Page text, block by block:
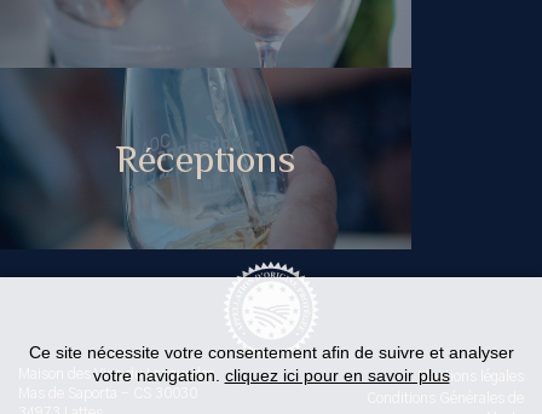
Réceptions
Maison des Vins du Languedoc
Mentions légales
Ce site nécessite votre consentement afin de suivre et analyser
votre navigation. cliquez ici pour en savoir plus